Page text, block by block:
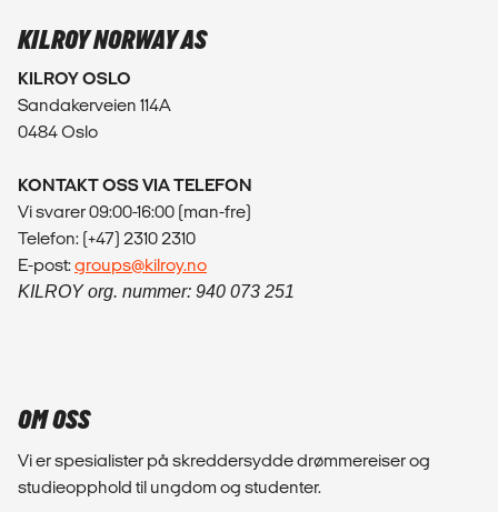
KILROY NORWAY AS
KILROY OSLO
Sandakerveien 114A
0484 Oslo
KONTAKT OSS VIA TELEFON
Vi svarer 09:00-16:00 (man-fre)
Telefon: (+47) 2310 2310
E-post:groups@kilroy.no
KILROY org. nummer: 940 073 251
OM OSS
Vi er spesialister på skreddersydde drømmereiser og
studieopphold til ungdom og studenter.